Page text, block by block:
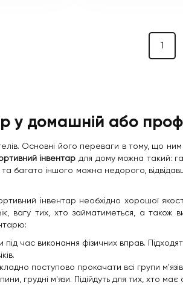
1
у домашній або
Основні його переваги в тому, що
інвентар для дому можна такий:
багато іншого можна недорого,
інвентар необхідно хорошої
вагу тих, хто займатиметься, а
час виконання фізичних вправ.
поступово прокачати всі групи
грудні м'язи. Підійдуть для тих, хто